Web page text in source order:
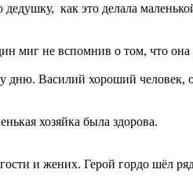
как это делала
миг не вспомнив о том, что
Василий хороший человек,
хозяйка была здорова.
и жених. Герой гордо шёл